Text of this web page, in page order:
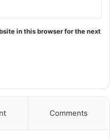
in this browser for the next
Comments